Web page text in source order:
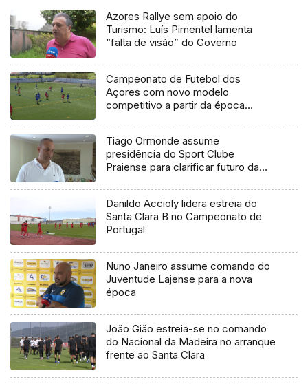
Azores Rallye sem apoio do
Turismo: Luís Pimentel lamenta
“falta de visão” do Governo
Campeonato de Futebol dos
Açores com novo modelo
competitivo a partir da época
Tiago Ormonde assume
presidência do Sport Clube
Praiense para clarificar futuro da
Danildo Accioly lidera estreia do
Santa Clara B no Campeonato de
Portugal
Nuno Janeiro assume comando do
Juventude Lajense para a nova
época
João Gião estreia-se no comando
do Nacional da Madeira no arranque
frente ao Santa Clara